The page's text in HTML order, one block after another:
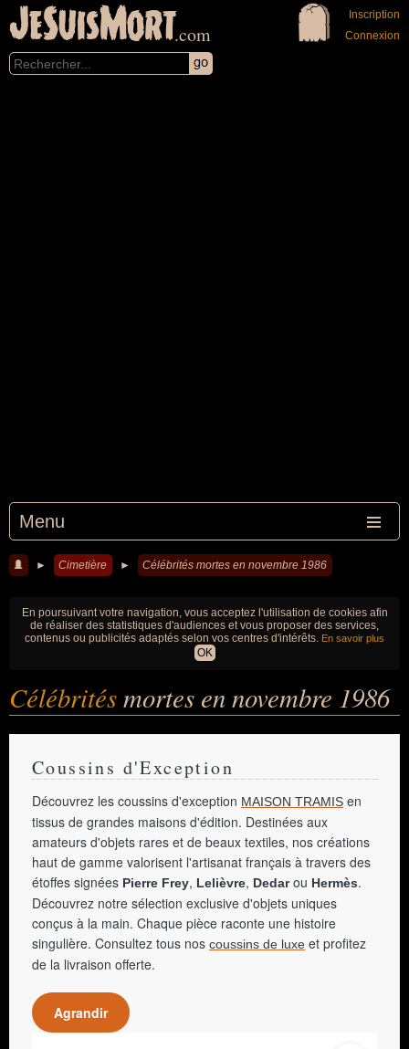
JeSuisMort.com
Menu
Inscription
Connexion
► Cimetière ► Célébrités mortes en novembre 1986
En poursuivant votre navigation, vous acceptez l'utilisation de cookies afin
de réaliser des statistiques d'audiences et vous proposer des services,
contenus ou publicités adaptés selon vos centres d'intérêts. En savoir plus
OK
Célébritésmortes en novembre 1986
Coussins d'Exception
Découvrez les coussins d'exception MAISON TRAMIS en
tissus de grandes maisons d'édition. Destinées aux
amateurs d'objets rares et de beaux textiles, nos créations
haut de gamme valorisent l'artisanat français à travers des
étoffes signées Pierre Frey, Lelièvre, Dedarou Hermès.
Découvrez notre sélection exclusive d'objets uniques
conçus à la main. Chaque pièce raconte une histoire
singulière. Consultez tous nos coussins de luxe et profitez
de la livraison offerte.
Agrandir